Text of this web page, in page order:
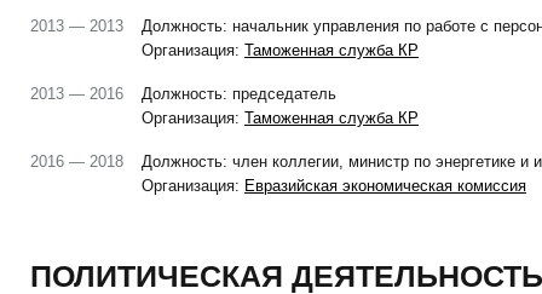
2013 — 2013
Должность: начальник управления по работе с
Организация: Таможенная служба КР
2013 — 2016
Должность: председатель
Организация: Таможенная служба КР
2016 — 2018
Должность: член коллегии, министр по энергетике и
Организация: Евразийская экономическая комиссия
ПОЛИТИЧЕСКАЯ